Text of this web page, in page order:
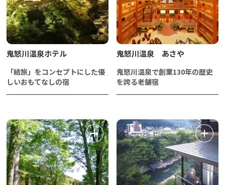
鬼怒川温泉ホテル
「結旅」をコンセプトにした優
しいおもてなしの宿
鬼怒川温泉 あさや
鬼怒川温泉で創業130年の歴史
を誇る老舗宿